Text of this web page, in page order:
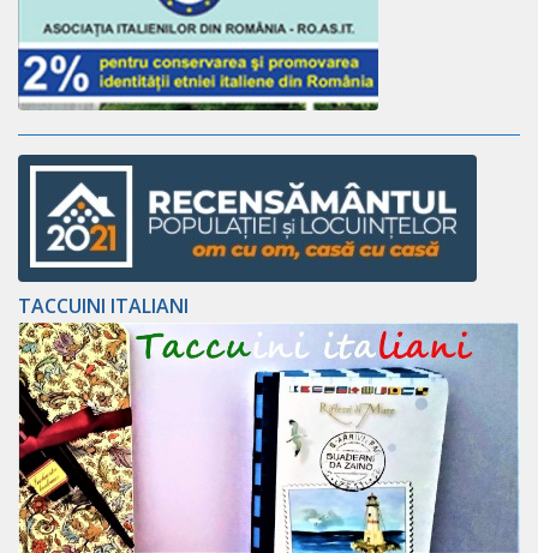
TACCUINI ITALIANI